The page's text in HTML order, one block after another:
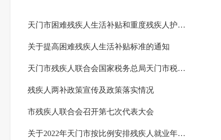
天门市困难残疾人生活补贴和重度残疾人护理补贴政策解读
关于提高困难残疾人生活补贴标准的通知
天门市残疾人联合会国家税务总局天门市税务局关于天门市2024年按比例安排残疾人就业情况联网...
残疾人两补政策宣传及政策落实情况
市残疾人联合会召开第七次代表大会
关于2022年天门市按比例安排残疾人就业年审和残保金征收工作的通告